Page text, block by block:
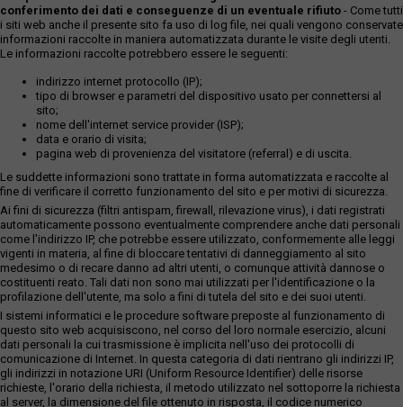
conferimento dei dati e conseguenze di un eventuale rifiuto - Come tutti
i siti web anche il presente sito fa uso di log file, nei quali vengono conservate
informazioni raccolte in maniera automatizzata durante le visite degli utenti.
Le informazioni raccolte potrebbero essere le seguenti:
indirizzo internet protocollo (IP);
tipo di browser e parametri del dispositivo usato per connettersi al
sito;
nome dell'internet service provider (ISP);
data e orario di visita;
pagina web di provenienza del visitatore (referral) e di uscita.
Le suddette informazioni sono trattate in forma automatizzata e raccolte al
fine di verificare il corretto funzionamento del sito e per motivi di sicurezza.
Ai fini di sicurezza (filtri antispam, firewall, rilevazione virus), i dati registrati
automaticamente possono eventualmente comprendere anche dati personali
come l'indirizzo IP, che potrebbe essere utilizzato, conformemente alle leggi
vigenti in materia, al fine di bloccare tentativi di danneggiamento al sito
medesimo o di recare danno ad altri utenti, o comunque attività dannose o
costituenti reato. Tali dati non sono mai utilizzati per l'identificazione o la
profilazione dell'utente, ma solo a fini di tutela del sito e dei suoi utenti.
I sistemi informatici e le procedure software preposte al funzionamento di
questo sito web acquisiscono, nel corso del loro normale esercizio, alcuni
dati personali la cui trasmissione è implicita nell'uso dei protocolli di
comunicazione di Internet. In questa categoria di dati rientrano gli indirizzi IP,
gli indirizzi in notazione URI (Uniform Resource Identifier) delle risorse
richieste, l'orario della richiesta, il metodo utilizzato nel sottoporre la richiesta
al server, la dimensione del file ottenuto in risposta, il codice numerico